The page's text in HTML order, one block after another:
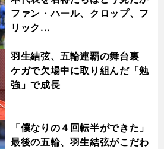
ファン・ハール、クロップ、フ
リック...
羽生結弦、五輪連覇の舞台裏
ケガで欠場中に取り組んだ「勉
強」で成長
「僕なりの４回転半ができた」
最後の五輪、羽生結弦がこだわ